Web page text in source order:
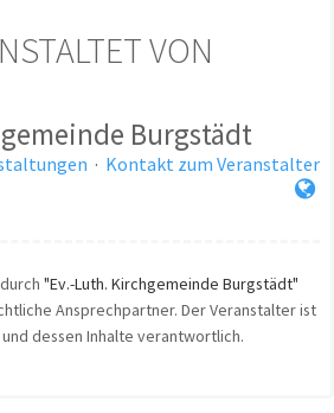
VON
Burgstädt
· Kontakt zum Veranstalter
"Ev.-Luth. Kirchgemeinde Burgstädt"
Ansprechpartner. Der Veranstalter ist
dessen Inhalte verantwortlich.